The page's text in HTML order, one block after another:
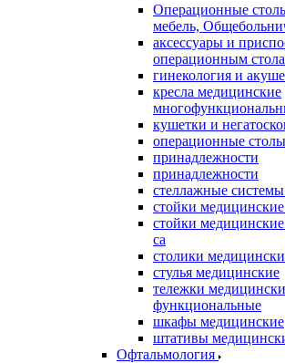
Операционные
мебель,
аксессуары и
операционным
гинекология и
кресла медицинские
кушетки и
операционные столы
принадлежности
принадлежности
стеллажные
стойки
стойки
са
столики
стулья медицинские
тележки
функциональные
шкафы медицинские
штативы
Офтальмология